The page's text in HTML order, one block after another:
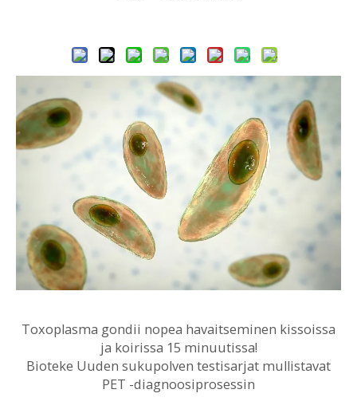
Toxoplasma gondii nopea havaitseminen kissoissa
ja koirissa 15 minuutissa!
Bioteke Uuden sukupolven testisarjat mullistavat
PET -diagnoosiprosessin